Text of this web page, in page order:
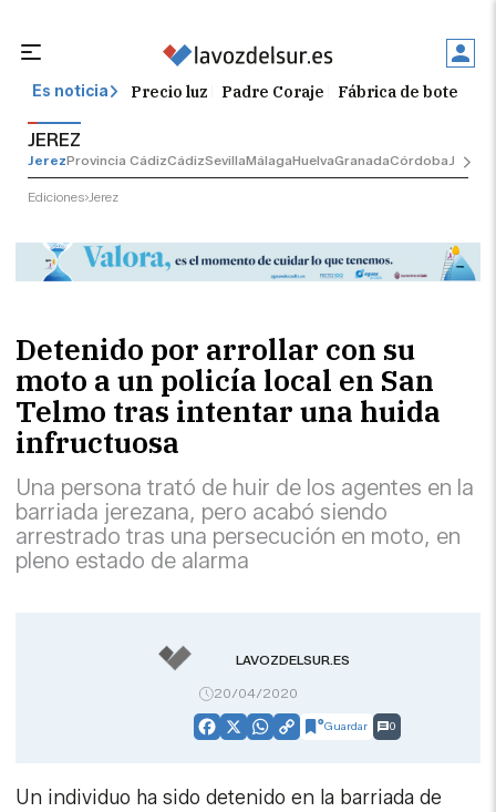
Es noticia Precio luz Padre Coraje Fábrica de botellas
JEREZ
JerezProvincia CádizCádizSevillaMálagaHuelvaGranadaCórdobaJaén
Ediciones Jerez
Detenido por arrollar con su
moto a un policía local en San
Telmo tras intentar una huida
infructuosa
Una persona trató de huir de los agentes en la
barriada jerezana, pero acabó siendo
arrestrado tras una persecución en moto, en
pleno estado de alarma
LAVOZDELSUR.ES
20/04/2020
Facebook
X WhatsApp
CopyGuardar 0
Un individuo ha sido detenido en la barriada de